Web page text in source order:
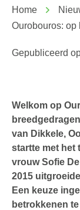
Home
Ourobouros: op
Gepubliceerd
Welkom op
van Dikkele,
startte met het
vrouw Sofie
2015
Een keuze
betrokkenen